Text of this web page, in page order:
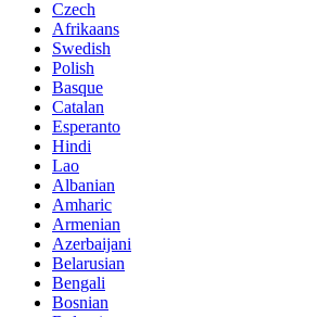
Czech
Afrikaans
Swedish
Polish
Basque
Catalan
Esperanto
Hindi
Lao
Albanian
Amharic
Armenian
Azerbaijani
Belarusian
Bengali
Bosnian